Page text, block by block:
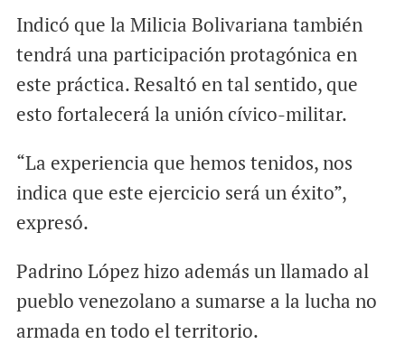
Indicó que la Milicia Bolivariana también
tendrá una participación protagónica en
este práctica. Resaltó en tal sentido, que
esto fortalecerá la unión cívico-militar.
“La experiencia que hemos tenidos, nos
indica que este ejercicio será un éxito”,
expresó.
Padrino López hizo además un llamado al
pueblo venezolano a sumarse a la lucha no
armada en todo el territorio.